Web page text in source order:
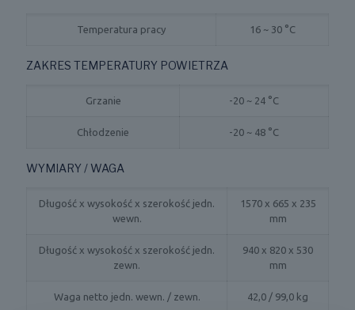
Temperatura pracy 16 ~ 30 °C
ZAKRES TEMPERATURY POWIETRZA
Grzanie -20 ~ 24 °C
Chłodzenie -20 ~ 48 °C
WYMIARY / WAGA
Długość x wysokość x szerokość jedn.
wewn.
1570 x 665 x 235
mm
Długość x wysokość x szerokość jedn.
zewn.
940 x 820 x 530
mm
Waga netto jedn. wewn. / zewn. 42,0 / 99,0 kg